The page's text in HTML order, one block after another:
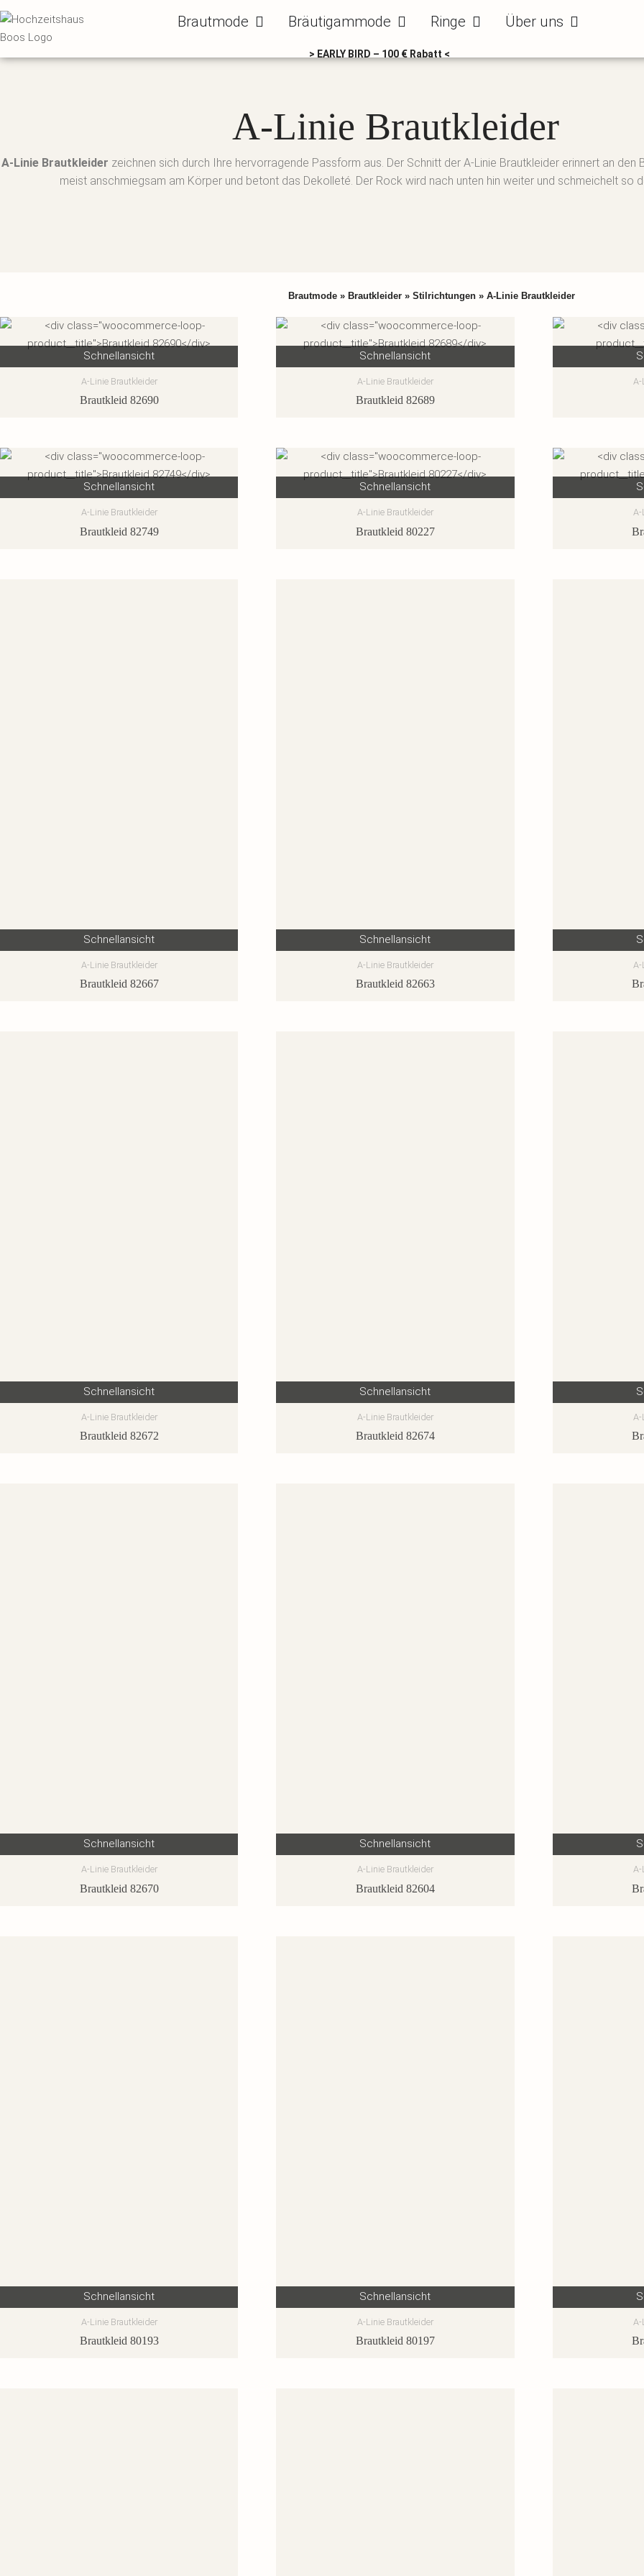
Zum
Inhalt
springen
Brautmode Öffne Brautmode
Bräutigammode Öffne Bräutigammode
Ringe Öffne RingeÜber uns Öffne Über uns
> EARLY BIRD – 100 € Rabatt <
A-Linie Brautkleider
A-Linie Brautkleider zeichnen sich durch Ihre hervorragende Passform aus. Der Schnitt der A-Linie Brautkleider erinnert an den
meist anschmiegsam am Körper und betont das Dekolleté. Der Rock wird nach unten hin weiter und schmeichelt so
Brautmode» Brautkleider» Stilrichtungen» A-Linie Brautkleider
Schnellansicht
A-Linie Brautkleider
Brautkleid 82690
Schnellansicht
A-Linie Brautkleider
Brautkleid 82689
A-
Schnellansicht
A-Linie Brautkleider
Brautkleid 82749
Schnellansicht
A-Linie Brautkleider
Brautkleid 80227
A-
Schnellansicht
A-Linie Brautkleider
Brautkleid 82667
Schnellansicht
A-Linie Brautkleider
Brautkleid 82663
Schnellansicht
A-Linie Brautkleider
Brautkleid 82672
Schnellansicht
A-Linie Brautkleider
Brautkleid 82674
A-
Schnellansicht
A-Linie Brautkleider
Brautkleid 82670
Schnellansicht
A-Linie Brautkleider
Brautkleid 82604
A-
Schnellansicht
A-Linie Brautkleider
Brautkleid 80193
Schnellansicht
A-Linie Brautkleider
Brautkleid 80197